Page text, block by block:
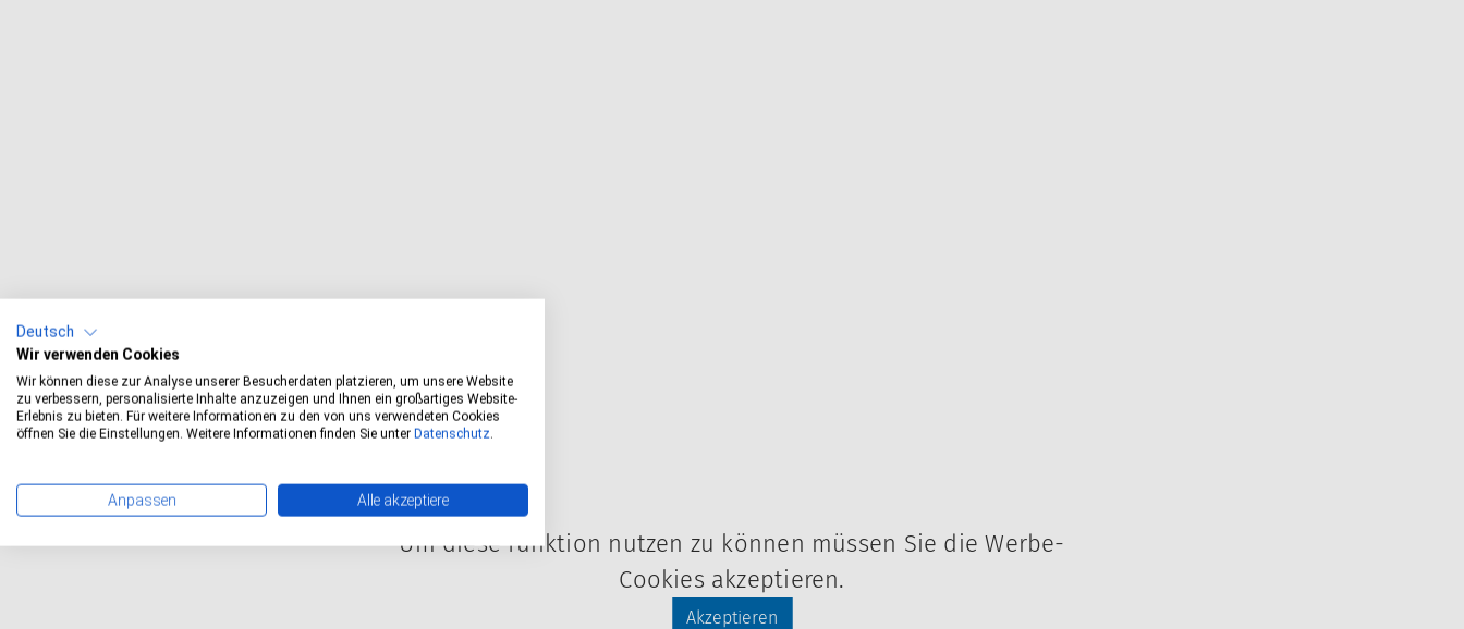
Um diese funktion nutzen zu können müssen Sie die Werbe-
Cookies akzeptieren.
Akzeptieren
Deutsch
Wir verwenden Cookies
Wir können diese zur Analyse unserer Besucherdaten platzieren, um unsere Website
zu verbessern, personalisierte Inhalte anzuzeigen und Ihnen ein großartiges Website-
Erlebnis zu bieten. Für weitere Informationen zu den von uns verwendeten Cookies
öffnen Sie die Einstellungen. Weitere Informationen finden Sie unter Datenschutz.
Anpassen Alle akzeptiere